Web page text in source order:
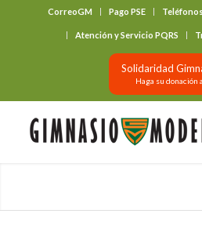
CorreoGM Pago PSE Teléfonos
Atención y Servicio PQRS
Solidaridad
Haga su donación